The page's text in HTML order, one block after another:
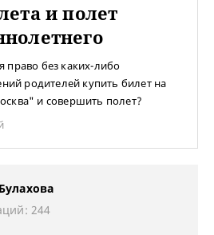
и полет
без каких-либо
родителей купить билет на
и совершить полет?
244